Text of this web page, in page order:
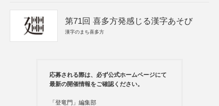
第71回 喜多方発感じる漢字あそび
漢字のまち喜多方
応募される際は、必ず公式ホームページにて
最新の開催情報をご確認ください。
「登竜門」編集部